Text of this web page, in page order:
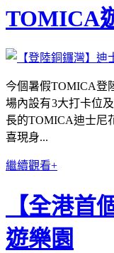
TOMICA
今個暑假TOMICA登
場內設有3大打卡位
長的TOMICA迪士尼
喜現身...
繼續觀看+
【全港首
遊樂園